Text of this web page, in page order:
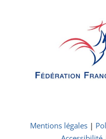
Mentions légales |